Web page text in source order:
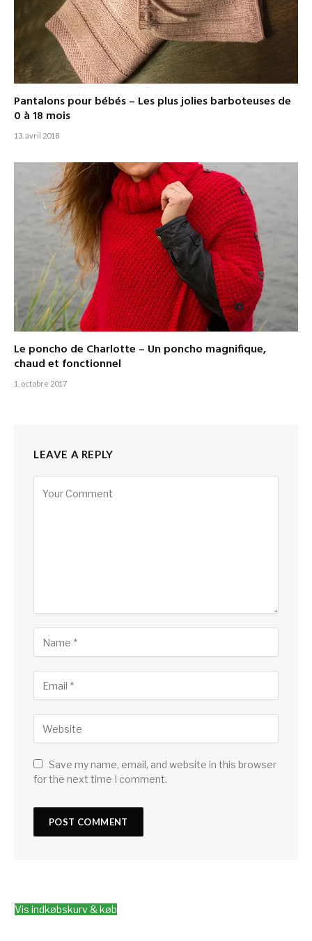
Pantalons pour bébés – Les plus jolies barboteuses de
0 à 18 mois
13. avril 2018
Le poncho de Charlotte – Un poncho magnifique,
chaud et fonctionnel
1. octobre 2017
LEAVE A REPLY
Save my name, email, and website in this browser
for the next time I comment.
Vis indkøbskurv & køb